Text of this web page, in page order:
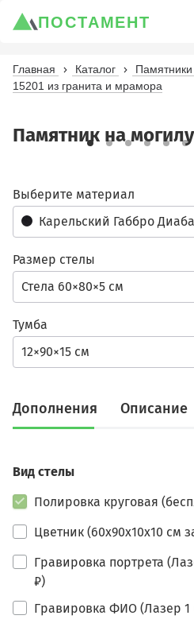
ПОСТАМЕНТ
Главная Каталог Памятники
15201 из гранита и мрамора
Памятник на
Карельский Габбро
Выберите материал
Стела 60×80×5 см
Размер стелы
12×90×15 см
Тумба
Дополнения Описание
Вид стелы
Полировка круговая
Цветник (60х90х10х10 см
Гравировка портрета
₽)
Гравировка ФИО (Лазер 1